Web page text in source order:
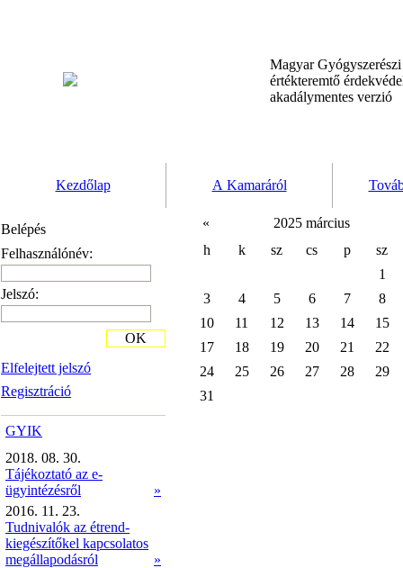
Magyar
értékteremtő
akadálymentes verzió
Kezdőlap A Kamaráról
Belépés
Felhasználónév:
Jelszó:
Elfelejtett jelszó
Regisztráció
OK
GYIK
2018. 08. 30.
Tájékoztató az e-
ügyintézésről
»
2016. 11. 23.
Tudnivalók az étrend-
kiegészítőkel kapcsolatos
megállapodásról
»
«
2025 március
h
k sz cs p
sz
1
3
4 5 6 7
8
10
11 12 13 14
15
17
18 19 20 21
22
24
25 26 27 28
29
31